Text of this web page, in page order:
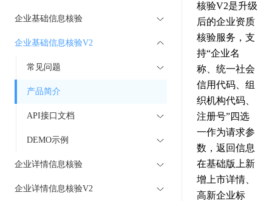
企业基础信息核验
企业基础信息核验V2
常见问题
产品简介
API接口文档
DEMO示例
企业详情信息核验
企业详情信息核验V2
核验V2是升级
后的企业资质
核验服务，支
持“企业名
称、统一社会
信用代码、组
织机构代码、
注册号”四选
一作为请求参
数，返回信息
在基础版上新
增上市详情、
高新企业标